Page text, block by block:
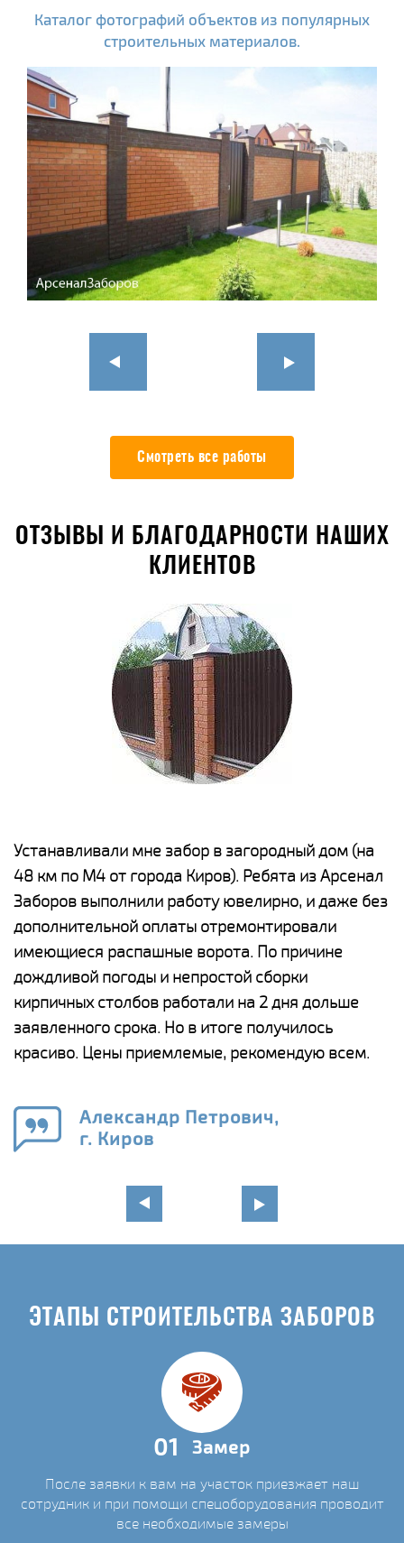
Каталог фотографий объектов из популярных
строительных материалов.
Смотреть все работы
ОТЗЫВЫ И БЛАГОДАРНОСТИ НАШИХ
КЛИЕНТОВ
Устанавливали мне забор в загородный дом (на
48 км по М4 от города Киров). Ребята из Арсенал
Заборов выполнили работу ювелирно, и даже без
дополнительной оплаты отремонтировали
имеющиеся распашные ворота. По причине
дождливой погоды и непростой сборки
кирпичных столбов работали на 2 дня дольше
заявленного срока. Но в итоге получилось
красиво. Цены приемлемые, рекомендую всем.
Александр Петрович,
г. Киров
ЭТАПЫ СТРОИТЕЛЬСТВА ЗАБОРОВ
01 Замер
После заявки к вам на участок приезжает наш
сотрудник и при помощи спецоборудования проводит
все необходимые замеры